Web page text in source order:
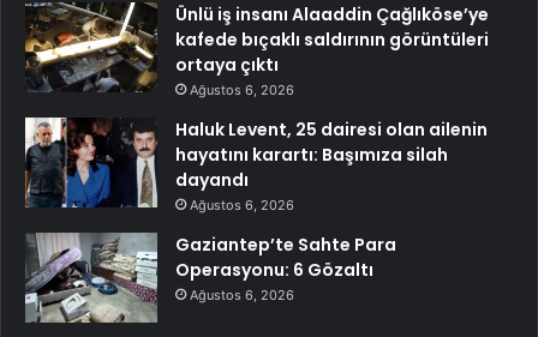
Ünlü iş insanı Alaaddin Çağlıköse’ye
kafede bıçaklı saldırının görüntüleri
ortaya çıktı
Ağustos 6, 2026
Haluk Levent, 25 dairesi olan ailenin
hayatını karartı: Başımıza silah
dayandı
Ağustos 6, 2026
Gaziantep’te Sahte Para
Operasyonu: 6 Gözaltı
Ağustos 6, 2026